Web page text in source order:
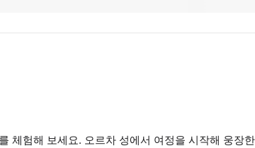
체험해 보세요. 오르차 성에서 여정을 시작해 웅장